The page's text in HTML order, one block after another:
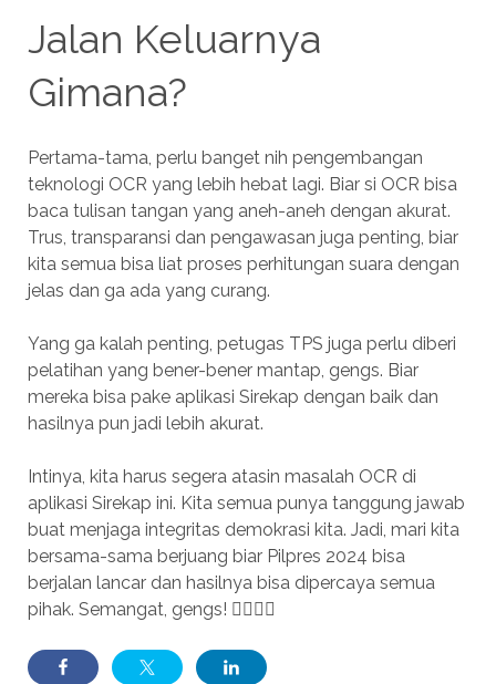
Jalan Keluarnya
Gimana?
Pertama-tama, perlu banget nih pengembangan
teknologi OCR yang lebih hebat lagi. Biar si OCR bisa
baca tulisan tangan yang aneh-aneh dengan akurat.
Trus, transparansi dan pengawasan juga penting, biar
kita semua bisa liat proses perhitungan suara dengan
jelas dan ga ada yang curang.
Yang ga kalah penting, petugas TPS juga perlu diberi
pelatihan yang bener-bener mantap, gengs. Biar
mereka bisa pake aplikasi Sirekap dengan baik dan
hasilnya pun jadi lebih akurat.
Intinya, kita harus segera atasin masalah OCR di
aplikasi Sirekap ini. Kita semua punya tanggung jawab
buat menjaga integritas demokrasi kita. Jadi, mari kita
bersama-sama berjuang biar Pilpres 2024 bisa
berjalan lancar dan hasilnya bisa dipercaya semua
pihak. Semangat, gengs! ✊🏽🇮🇩